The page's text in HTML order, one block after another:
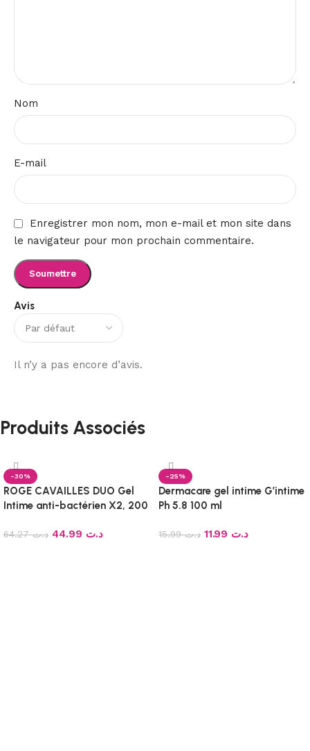
Avis
Il n’y a pas encore d’avis.
Nom
E-mail
Enregistrer mon nom, mon e-mail et mon site dans
le navigateur pour mon prochain commentaire.
Produits Associés
-30%
ROGE CAVAILLES DUO Gel
Intime anti-bactérien X2, 200
د.ت64.27 د.ت
-25%
Dermacare gel intime G’intime
Ph 5.8 100 ml
د.ت15.99 د.ت